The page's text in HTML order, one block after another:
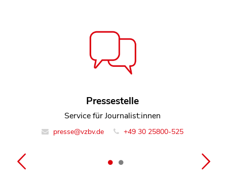
Pressestelle
Service für Journalist:innen
presse@vzbv.de +49 30 25800-525
Florian Munder
Leiter Team Energie und Bauen
info@vzbv.de +49 30 25800-0